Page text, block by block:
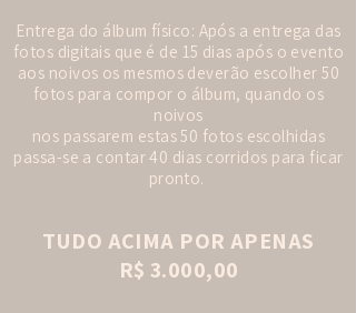
Entrega do álbum físico: Após a entrega das
fotos digitais que é de 15 dias após o evento
aos noivos os mesmos deverão escolher 50
fotos para compor o álbum, quando os
noivos
nos passarem estas 50 fotos escolhidas
passa-se a contar 40 dias corridos para ficar
pronto.
TUDO ACIMA POR APENAS
R$ 3.000,00